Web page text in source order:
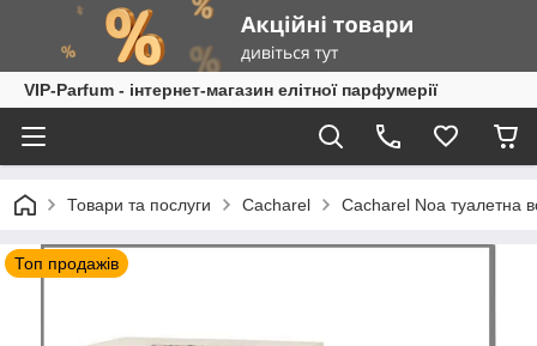
VIP-Parfum - інтернет-магазин елітної парфумерії
Товари та послуги Cacharel Cacharel Noa туалетна
Топ продажів